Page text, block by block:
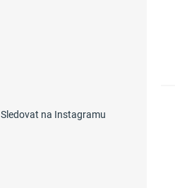
Sledovat na Instagramu